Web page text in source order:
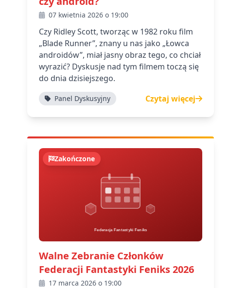
07 kwietnia 2026 o 19:00
Czy Ridley Scott, tworząc w 1982 roku film
„Blade Runner”, znany u nas jako „Łowca
androidów”, miał jasny obraz tego, co chciał
wyrazić? Dyskusje nad tym filmem toczą się
do dnia dzisiejszego.
Panel Dyskusyjny Czytaj więcej
Zakończone
Walne Zebranie Członków
Federacji Fantastyki Feniks 2026
17 marca 2026 o 19:00